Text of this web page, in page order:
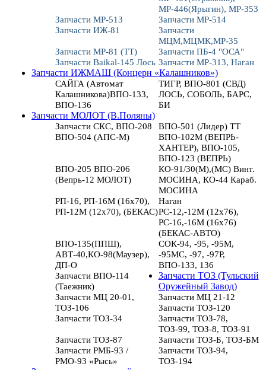
МР-446(Ярыгин), МР-353
Запчасти МР-513
Запчасти МР-514
Запчасти ИЖ-81
Запчасти
МЦМ,МЦМК,МР-35
Запчасти МР-81 (ТТ)
Запчасти ПБ-4 "ОСА"
Запчасти Baikal-145 Лось Запчасти МР-313, Наган
Запчасти ИЖМАШ (Концерн «Калашников»)
САЙГА (Автомат
Калашникова)ВПО-133,
ВПО-136
ТИГР, ВПО-801 (СВД)
ЛОСЬ, СОБОЛЬ, БАРС,
БИ
Запчасти МОЛОТ (В.Поляны)
Запчасти СКС, ВПО-208
ВПО-501 (Лидер) ТТ
ВПО-504 (АПС-М)
ВПО-102М (ВЕПРЬ-
ХАНТЕР), ВПО-105,
ВПО-123 (ВЕПРЬ)
ВПО-205 ВПО-206
(Вепрь-12 МОЛОТ)
КО-91/30(М),(МС) Винт.
МОСИНА, КО-44 Караб.
МОСИНА
РП-16, РП-16М (16х70),
РП-12М (12х70), (БЕКАС)
Наган
РС-12,-12М (12х76),
РС-16,-16М (16х76)
(БЕКАС-АВТО)
ВПО-135(ППШ),
АВТ-40,КО-98(Маузер),
ДП-О
СОК-94, -95, -95М,
-95МС, -97, -97Р,
ВПО-133, 136
Запчасти ВПО-114
(Таежник)
Запчасти ТОЗ (Тульский
Оружейный Завод)
Запчасти МЦ 20-01,
ТОЗ-106
Запчасти МЦ 21-12
Запчасти ТОЗ-120
Запчасти ТОЗ-34
Запчасти ТОЗ-78,
ТОЗ-99, ТОЗ-8, ТОЗ-91
Запчасти ТОЗ-87
Запчасти ТОЗ-Б, ТОЗ-БМ
Запчасти РМБ-93 /
РМО-93 «Рысь»
Запчасти ТОЗ-94,
ТОЗ-194